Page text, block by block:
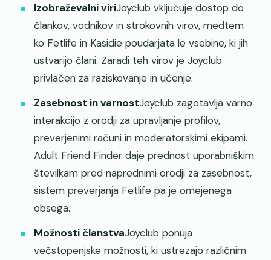
Izobraževalni viriJoyclub vključuje dostop do
člankov, vodnikov in strokovnih virov, medtem
ko Fetlife in Kasidie poudarjata le vsebine, ki jih
ustvarijo člani. Zaradi teh virov je Joyclub
privlačen za raziskovanje in učenje.
Zasebnost in varnostJoyclub zagotavlja varno
interakcijo z orodji za upravljanje profilov,
preverjenimi računi in moderatorskimi ekipami.
Adult Friend Finder daje prednost uporabniškim
številkam pred naprednimi orodji za zasebnost,
sistem preverjanja Fetlife pa je omejenega
obsega.
Možnosti članstvaJoyclub ponuja
večstopenjske možnosti, ki ustrezajo različnim